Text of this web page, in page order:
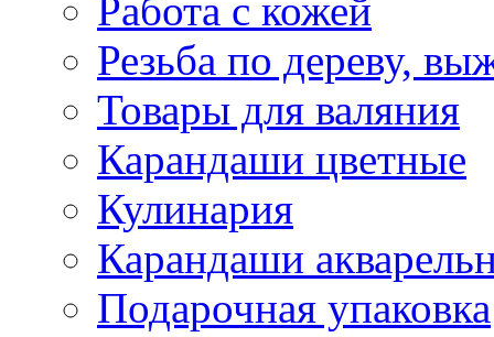
Работа с кожей
Резьба по дереву,
Товары для валяния
Карандаши цветные
Кулинария
Карандаши
Подарочная упаковка